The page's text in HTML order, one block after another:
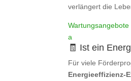
verlängert die
a
🧾 Ist ein
Für viele